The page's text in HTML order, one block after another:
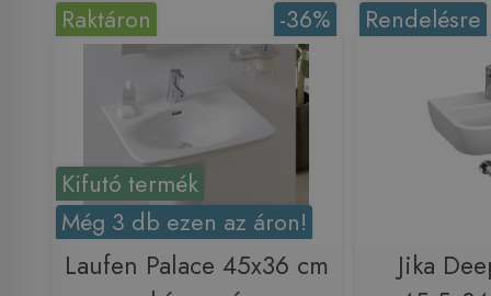
Kifutó termék
Még 3 db ezen az áron!
-36%
Raktáron
Laufen Palace 45x36 cm
Rendelésre
Jika